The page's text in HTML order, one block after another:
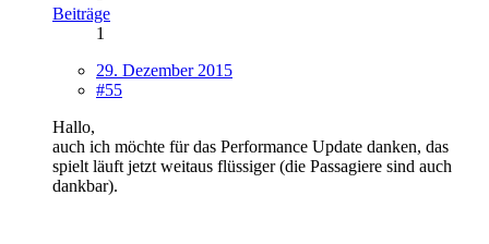
Beiträge
1
29. Dezember 2015
#55
Hallo,
auch ich möchte für das Performance Update danken, das
spielt läuft jetzt weitaus flüssiger (die Passagiere sind auch
dankbar).